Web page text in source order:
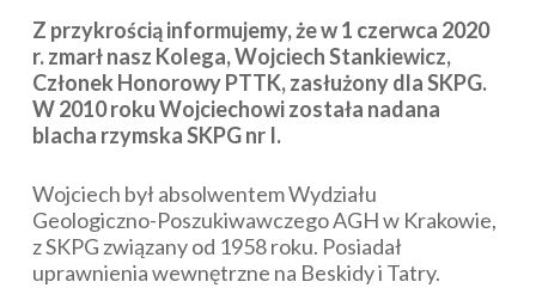
Z przykrością informujemy, że w 1 czerwca 2020
r. zmarł nasz Kolega, Wojciech Stankiewicz,
Członek Honorowy PTTK, zasłużony dla SKPG.
W 2010 roku Wojciechowi została nadana
blacha rzymska SKPG nr I.
Wojciech był absolwentem Wydziału
Geologiczno-Poszukiwawczego AGH w Krakowie,
z SKPG związany od 1958 roku. Posiadał
uprawnienia wewnętrzne na Beskidy i Tatry.